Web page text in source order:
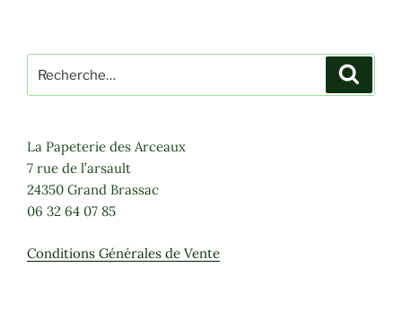
pour
La Papeterie des Arceaux
7 rue de l’arsault
24350 Grand Brassac
06 32 64 07 85
Conditions Générales de Vente